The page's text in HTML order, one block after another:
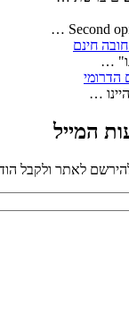
חובה חינם
…
הדרומי
…
המייל
לאתר ולקבל